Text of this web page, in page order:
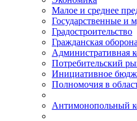
Малое и среднее
Государственные и
Градостроительство
Гражданская
Административная
Потребительский
Инициативное
Полномочия в
Антимонопольный